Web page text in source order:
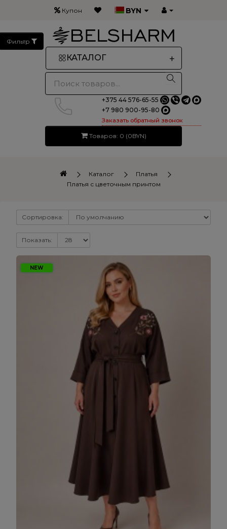
Купон BYN
+
КАТАЛОГ
+375 44 576-65-55
+7 980 900-95-80
Заказать обратный звонок
Товаров: 0 (0BYN)
Каталог
Платья
Платья с цветочным принтом
Сортировка:
Показать:
NEW
Фильтр